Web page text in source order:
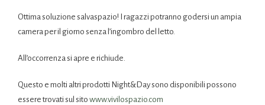
Ottima soluzione salvaspazio! I ragazzi potranno godersi un ampia
camera per il giorno senza l’ingombro del letto.
All’occorrenza si apre e richiude.
Questo e molti altri prodotti Night&Day sono disponibili possono
essere trovati sul sito www.vivilospazio.com